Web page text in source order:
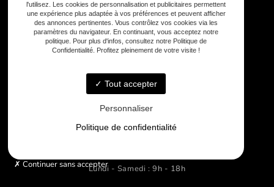
Sud-Ouest
Lundi - Samedi : 9h - 18h
l'utilisez. Les cookies de personnalisation et publicitaires permettent
une expérience plus adaptée à vos préférences et peuvent afficher
des annonces pertinentes. Vous contrôlez vos cookies via les
paramètres du navigateur. En continuant, vous acceptez notre
politique. Pour plus d'infos, consultez notre Politique de
Confidentialité. Profitez pleinement de votre visite !
Tout accepter
Personnaliser
Politique de confidentialité
Continuer sans accepter